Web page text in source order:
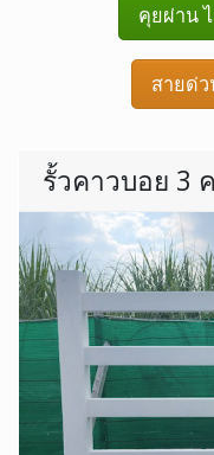
คุยผ่าน
สายด่ว
รั้วคาวบอย 3